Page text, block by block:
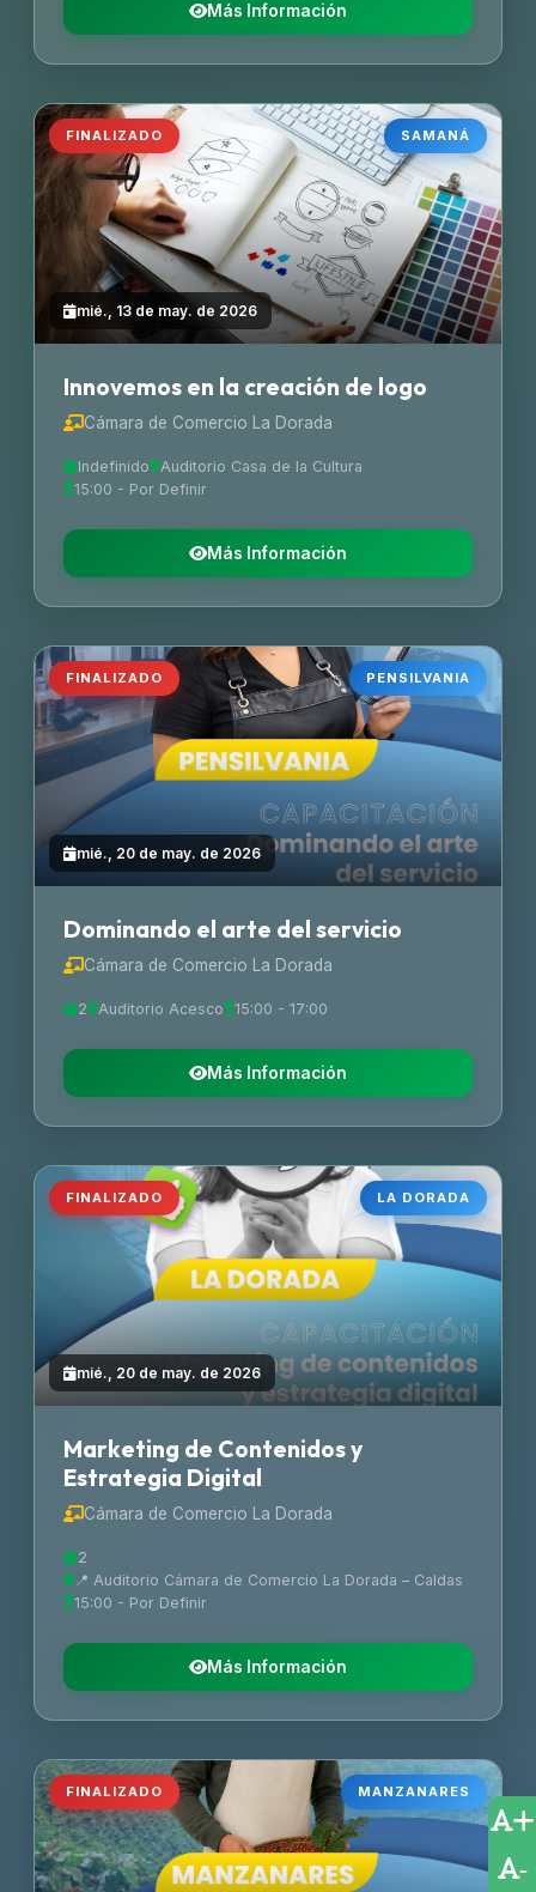
Más Información
SAMANÁ
mié., 13 de may. de 2026
FINALIZADO
Innovemos en la creación de logo
Cámara de Comercio La Dorada
Indefinido
Auditorio Casa de la Cultura
15:00 - Por Definir
Más Información
PENSILVANIA
mié., 20 de may. de 2026
FINALIZADO
Dominando el arte del servicio
Cámara de Comercio La Dorada
2 Auditorio Acesco 15:00 - 17:00
Más Información
LA DORADA
mié., 20 de may. de 2026
FINALIZADO
Marketing de Contenidos y
Estrategia Digital
Cámara de Comercio La Dorada
2
📍 Auditorio Cámara de Comercio La Dorada – Caldas
15:00 - Por Definir
Más Información
MANZANARES
FINALIZADO
+
-